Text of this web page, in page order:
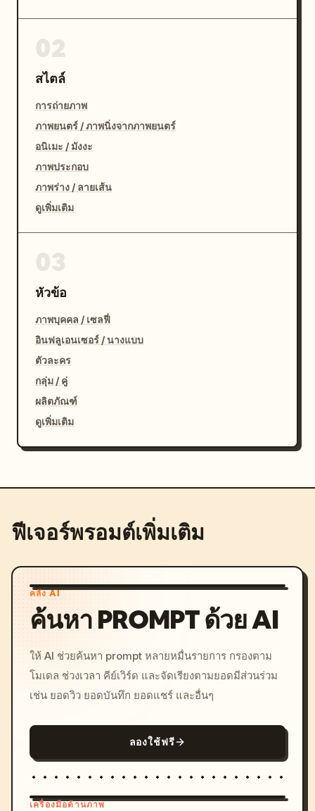
สไตล์
การถ่ายภาพ
ภาพยนตร์ / ภาพนิ่งจากภาพยนตร์
อนิเมะ / มังงะ
ภาพประกอบ
ภาพร่าง / ลายเส้น
ดูเพิ่มเติม
หัวข้อ
ภาพบุคคล / เซลฟี่
อินฟลูเอนเซอร์ / นางแบบ
ตัวละคร
กลุ่ม / คู่
ผลิตภัณฑ์
ดูเพิ่มเติม
ฟีเจอร์พรอมต์เพิ่มเติม
คลัง AI
ค้นหา PROMPT ด้วย AI
ให้ AI ช่วยค้นหา prompt หลายหมื่นรายการ กรองตาม
โมเดล ช่วงเวลา คีย์เวิร์ด และจัดเรียงตามยอดมีส่วนร่วม
เช่น ยอดวิว ยอดบันทึก ยอดแชร์ และอื่นๆ
ลองใช้ฟรี
เครื่องมือด้านภาพ